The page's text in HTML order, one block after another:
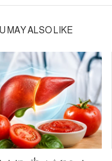
MAY ALSO LIKE